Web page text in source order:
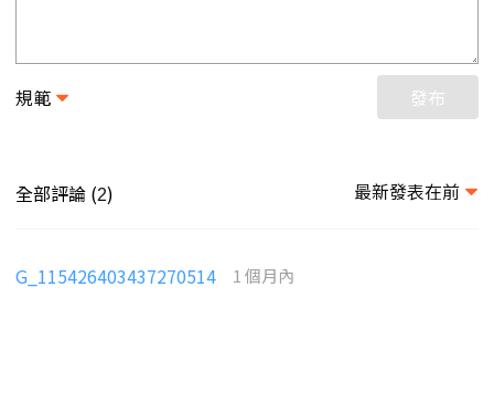
規範 發布
全部評論 (2) 最新發表在前
G_115426403437270514 1 個月內